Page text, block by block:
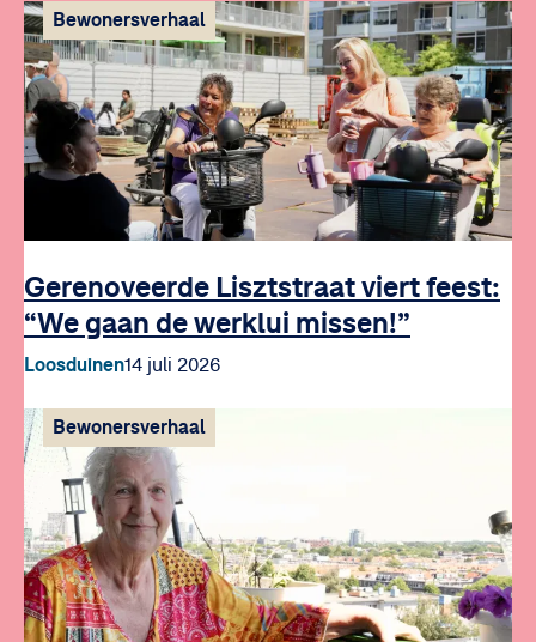
Gerenoveerde Lisztstraat viert feest:
“We gaan de werklui missen!”
Loosduinen14 juli 2026
Bewonersverhaal
Bewonersverhaal